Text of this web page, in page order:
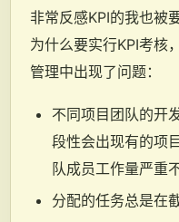
非常反感KPI的我也被
为什么要实行KPI考核
管理中出现了问题：
不同项目团队的开
段性会出现有的项
队成员工作量严重不
分配的任务总是在